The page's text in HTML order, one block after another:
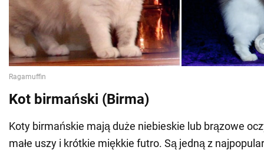
Kot birmański (Birma)
Koty birmańskie mają duże niebieskie lub brązowe
małe uszy i krótkie miękkie futro. Są jedną z